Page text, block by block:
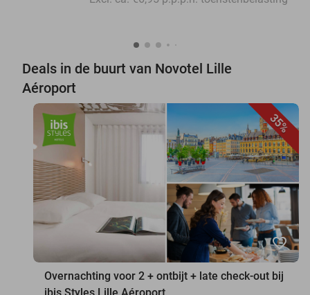
Deals in de buurt van Novotel Lille
Aéroport
35%
favorite_border
Overnachting voor 2 + ontbijt + late check-out bij